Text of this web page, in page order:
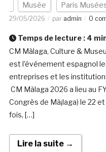
Musée Paris
29/05/2026 par admin 0
Temps de lecture : 4
CM Màlaga, Culture &
est l’événement espagnol
entreprises et les
CM Màlaga 2026 a lieu au
Congrès de Mà¡laga) le 22
fois, […]
Lire la suite →